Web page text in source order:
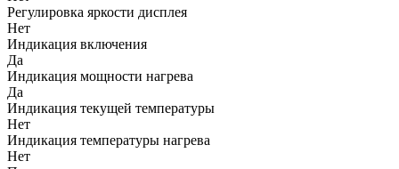
Регулировка яркости дисплея
Нет
Индикация включения
Да
Индикация мощности нагрева
Да
Индикация текущей температуры
Нет
Индикация температуры нагрева
Нет